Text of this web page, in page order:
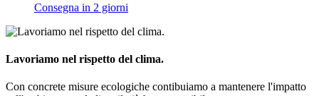
Consegna in 2 giorni
Lavoriamo nel rispetto del clima.
Con concrete misure ecologiche contibuiamo a mantenere l'impatto